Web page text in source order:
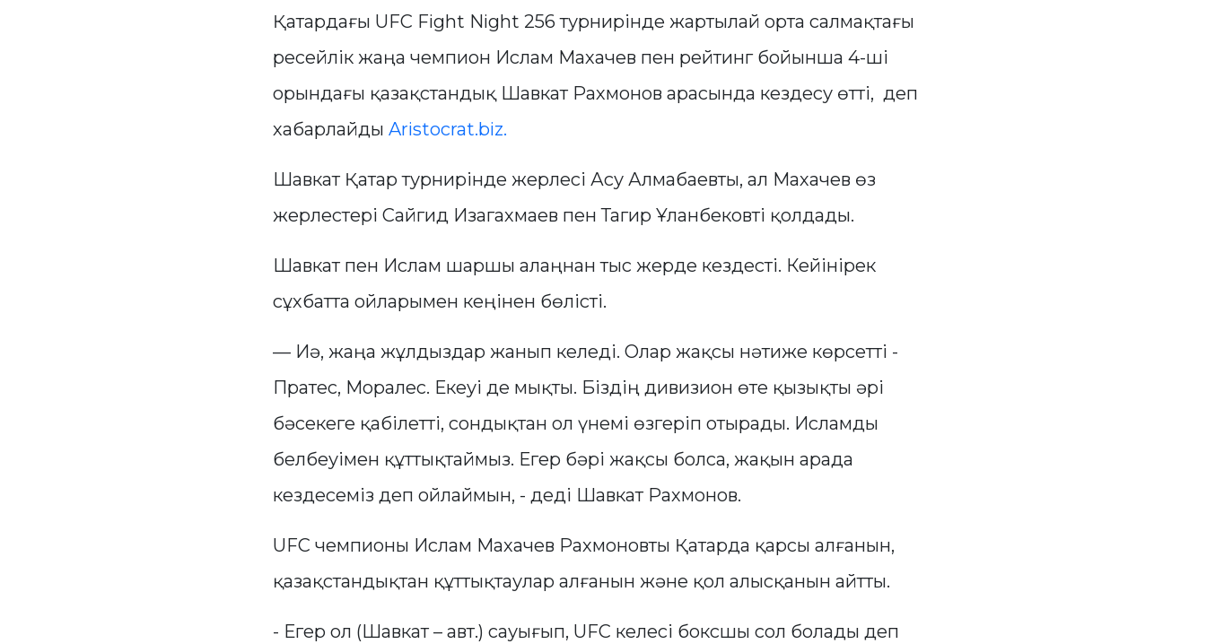
Қатардағы UFC Fight Night 256 турнирінде жартылай орта салмақтағы
ресейлік жаңа чемпион Ислам Махачев пен рейтинг бойынша 4-ші
орындағы қазақстандық Шавкат Рахмонов арасында кездесу өтті, деп
хабарлайды Aristocrat.biz.
Шавкат Қатар турнирінде жерлесі Асу Алмабаевты, ал Махачев өз
жерлестері Сайгид Изагахмаев пен Тагир Ұланбековті қолдады.
Шавкат пен Ислам шаршы алаңнан тыс жерде кездесті. Кейінірек
сұхбатта ойларымен кеңінен бөлісті.
— Иә, жаңа жұлдыздар жанып келеді. Олар жақсы нәтиже көрсетті -
Пратес, Моралес. Екеуі де мықты. Біздің дивизион өте қызықты әрі
бәсекеге қабілетті, сондықтан ол үнемі өзгеріп отырады. Исламды
белбеуімен құттықтаймыз. Егер бәрі жақсы болса, жақын арада
кездесеміз деп ойлаймын, - деді Шавкат Рахмонов.
UFC чемпионы Ислам Махачев Рахмоновты Қатарда қарсы алғанын,
қазақстандықтан құттықтаулар алғанын және қол алысқанын айтты.
- Егер ол (Шавкат – авт.) сауығып, UFC келесі боксшы сол болады деп